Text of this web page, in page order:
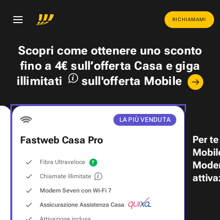
RICHIAMAMI
Scopri come ottenere uno sconto
fino a 4€ sull’offerta Casa egiga
illimitati
sull'offerta Mobile
LA PIÙ VENDUTA
Fastweb Casa Pro
Fibra Ultraveloce
Chiamate illimitate
Modem Seven con Wi‑Fi 7
Assicurazione Assistenza Casa
Per